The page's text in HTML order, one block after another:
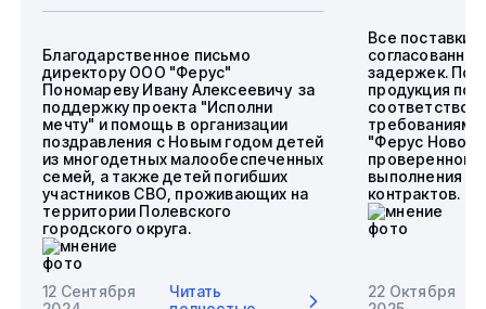
Благодарственное письмо
директору ООО "Ферус"
Пономареву Ивану Алексеевичу за
поддержку проекта "Исполни
мечту" и помощь в организации
поздравления с Новым годом детей
из многодетных малообеспеченных
семей, а также детей погибших
участников СВО, проживающих на
территории Полевского
городского округа.
12 Сентября
Читать
Все поставки
задержек.
продукция
требованиям.
"Ферус
проверенного
выполнения
контрактов.
22 Октября